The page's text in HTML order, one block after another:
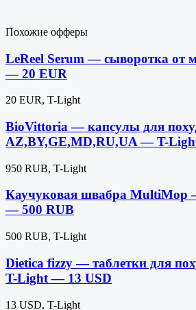
Похожие офферы
LeReel Serum — сыворотка
— 20 EUR
20 EUR, T-Light
BioVittoria — капсулы для
AZ,BY,GE,MD,RU,UA — T-
950 RUB, T-Light
Каучуковая швабра
— 500 RUB
500 RUB, T-Light
Dietica fizzy — таблетки для
T-Light — 13 USD
13 USD, T-Light